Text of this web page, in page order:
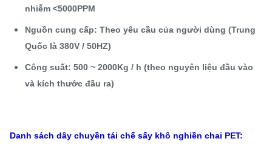
nhiễm <5000PPM
Nguồn cung cấp: Theo yêu cầu của người dùng (Trung
Quốc là 380V / 50HZ)
Công suất: 500 ~ 2000Kg / h (theo nguyên liệu đầu vào
và kích thước đầu ra)
Danh sách dây chuyền tái chế sấy khô nghiền chai PET: